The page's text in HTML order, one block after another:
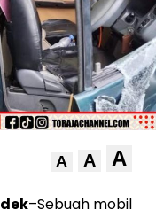
A A A
–Sebuah mobil